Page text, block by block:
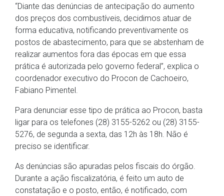
“Diante das denúncias de antecipação do aumento
dos preços dos combustíveis, decidimos atuar de
forma educativa, notificando preventivamente os
postos de abastecimento, para que se abstenham de
realizar aumentos fora das épocas em que essa
prática é autorizada pelo governo federal”, explica o
coordenador executivo do Procon de Cachoeiro,
Fabiano Pimentel.
Para denunciar esse tipo de prática ao Procon, basta
ligar para os telefones (28) 3155-5262 ou (28) 3155-
5276, de segunda a sexta, das 12h às 18h. Não é
preciso se identificar.
As denúncias são apuradas pelos fiscais do órgão.
Durante a ação fiscalizatória, é feito um auto de
constatação e o posto, então, é notificado, com